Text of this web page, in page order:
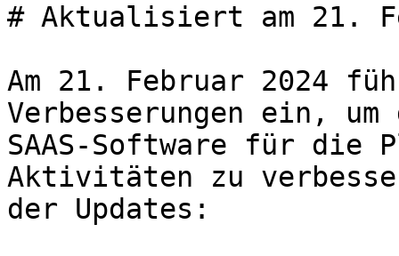
# Aktualisiert am 21.
Am 21. Februar 2024
Verbesserungen ein,
SAAS-Software für die
Aktivitäten zu
der Updates: